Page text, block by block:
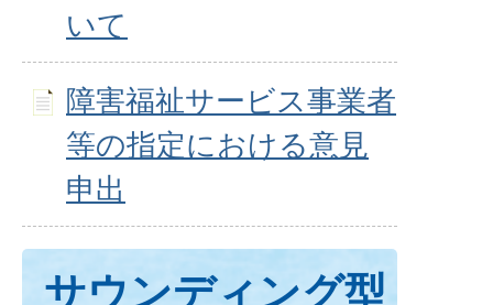
いて
障害福祉サービス事業者
等の指定における意見
申出
サウンディング型